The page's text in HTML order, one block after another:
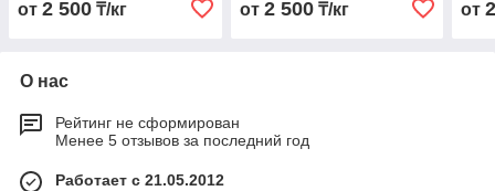
от 2 500 ₸/кг от 2 500₸/кг от
О нас
Рейтинг не сформирован
Менее 5 отзывов за последний год
Работает с 21.05.2012